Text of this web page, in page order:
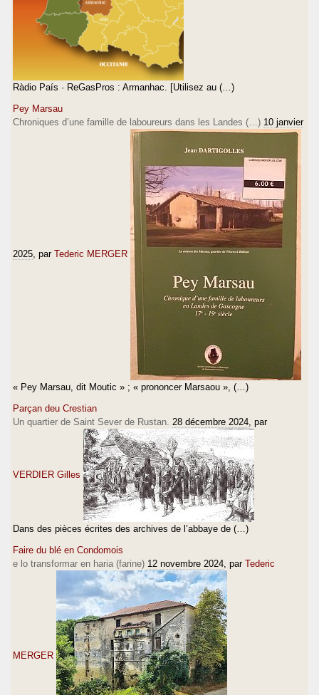
Ràdio País · ReGasPros : Armanhac. [Utilisez au (…)
Pey Marsau
Chroniques d’une famille de laboureurs dans les Landes (…) 10 janvier
2025 , par Tederic MERGER
« Pey Marsau, dit Moutic » ; « prononcer Marsaou », (…)
Parçan deu Crestian
Un quartier de Saint Sever de Rustan. 28 décembre 2024 , par
VERDIER Gilles
Dans des pièces écrites des archives de l’abbaye de (…)
Faire du blé en Condomois
e lo transformar en haria (farine) 12 novembre 2024 , par Tederic
MERGER